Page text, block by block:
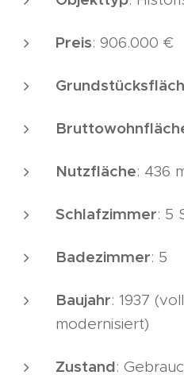
Preis: 906.000 €
Nutzfläche: 436
Schlafzimmer: 5
Badezimmer: 5
Baujahr: 1937
modernisiert)
Zustand: